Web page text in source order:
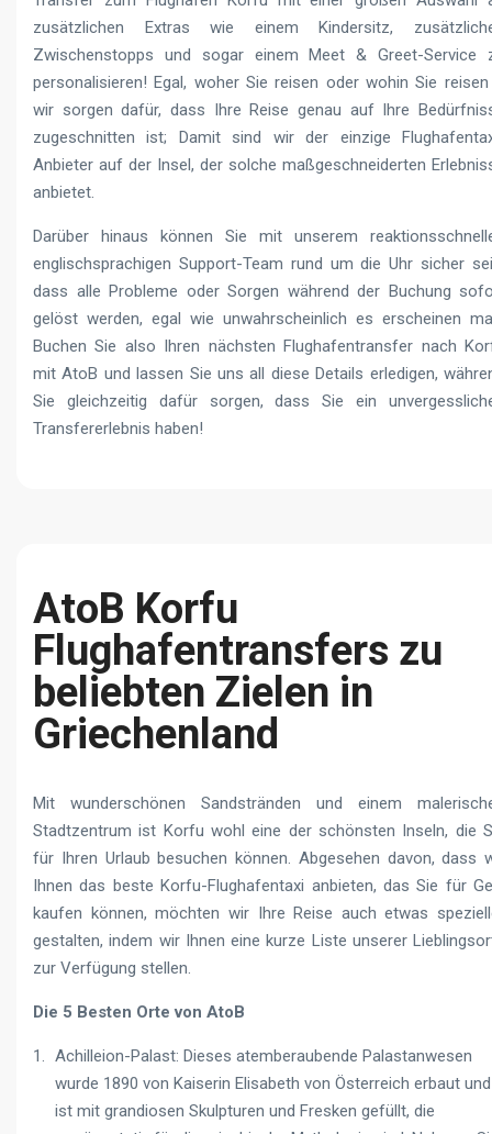
zusätzlichen Extras wie einem Kindersitz,
Zwischenstopps und sogar einem Meet & Greet-Service
personalisieren! Egal, woher Sie reisen oder wohin Sie
wir sorgen dafür, dass Ihre Reise genau auf Ihre
zugeschnitten ist; Damit sind wir der einzige
Anbieter auf der Insel, der solche maßgeschneiderten
anbietet.
Darüber hinaus können Sie mit unserem
englischsprachigen Support-Team rund um die Uhr sicher
dass alle Probleme oder Sorgen während der Buchung
gelöst werden, egal wie unwahrscheinlich es erscheinen
Buchen Sie also Ihren nächsten Flughafentransfer nach
mit AtoB und lassen Sie uns all diese Details erledigen,
Sie gleichzeitig dafür sorgen, dass Sie ein
Transfererlebnis haben!
AtoB Korfu
Flughafentransfers zu
beliebten Zielen in
Griechenland
Mit wunderschönen Sandstränden und einem
Stadtzentrum ist Korfu wohl eine der schönsten Inseln, die
für Ihren Urlaub besuchen können. Abgesehen davon, dass
Ihnen das beste Korfu-Flughafentaxi anbieten, das Sie für
kaufen können, möchten wir Ihre Reise auch etwas
gestalten, indem wir Ihnen eine kurze Liste unserer
zur Verfügung stellen.
Die 5 Besten Orte von AtoB
Achilleion-Palast: Dieses atemberaubende Palastanwesen
wurde 1890 von Kaiserin Elisabeth von Österreich erbaut und
ist mit grandiosen Skulpturen und Fresken gefüllt, die